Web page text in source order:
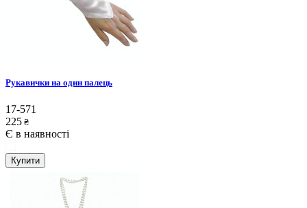
Рукавички на один палець
17-571
225 ₴
Є в наявності
Купити